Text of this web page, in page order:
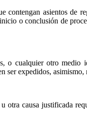
asientos de
o conclusión de
o cualquier otro
expedidos,
causa justificada